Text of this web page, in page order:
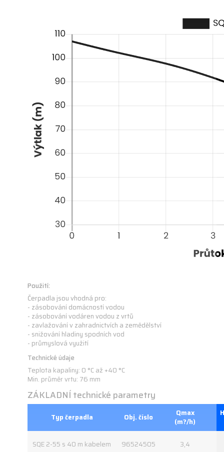
Použití:
Čerpadla jsou vhodná pro:
- zásobování domácností vodou
- zásobování vodáren vodou z vrtů
- zavlažování v zahradnictvích a zemědělství
- snižování hladiny spodních vod
- průmyslová využití
Technické údaje
Teplota kapaliny: 0 °C až +40 °C
Min. průměr vrtu: 76 mm
ZÁKLADNÍ technické parametry
Typ čerpadla Obj. číslo
Qmax
(m?/h)
SQE 2-55 s 40 m kabelem 96524505 3,4